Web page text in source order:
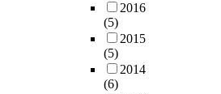
2016
(5)
2015
(5)
2014
(6)